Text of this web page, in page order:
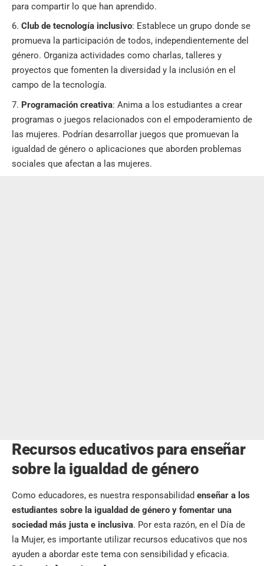
para compartir lo que han aprendido.
Club de tecnología inclusivo: Establece un grupo donde se
promueva la participación de todos, independientemente del
género. Organiza actividades como charlas, talleres y
proyectos que fomenten la diversidad y la inclusión en el
campo de la tecnología.
Programación creativa: Anima a los estudiantes a crear
programas o juegos relacionados con el empoderamiento de
las mujeres. Podrían desarrollar juegos que promuevan la
igualdad de género o aplicaciones que aborden problemas
sociales que afectan a las mujeres.
Recursos educativos para enseñar
sobre la igualdad de género
Como educadores, es nuestra responsabilidad enseñar a los
estudiantes sobre la igualdad de género y fomentar una
sociedad más justa e inclusiva. Por esta razón, en el Día de
la Mujer, es importante utilizar recursos educativos que nos
ayuden a abordar este tema con sensibilidad y eficacia.